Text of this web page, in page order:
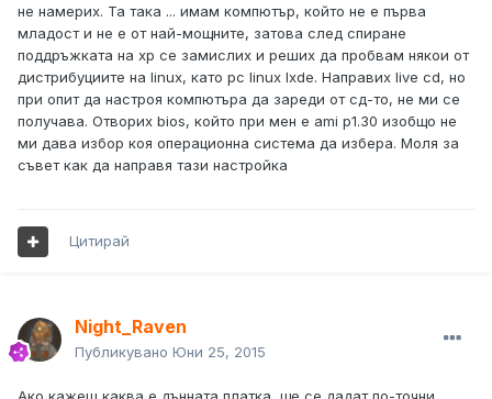
не намерих. Та така ... имам компютър, който не е първа
младост и не е от най-мощните, затова след спиране
поддръжката на xp се замислих и реших да пробвам някои от
дистрибуциите на linux, като pc linux lxde. Направих live cd, но
при опит да настроя компютъра да зареди от сд-то, не ми се
получава. Отворих bios, който при мен е ami p1.30 изобщо не
ми дава избор коя операционна система да избера. Моля за
съвет как да направя тази настройка
Цитирай
Night_Raven
Публикувано Юни 25, 2015